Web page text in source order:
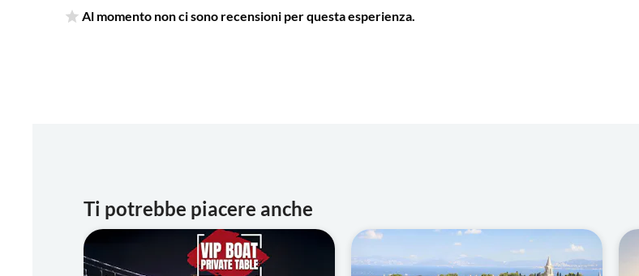
Al momento non ci sono recensioni per questa esperienza.
Ti potrebbe piacere anche